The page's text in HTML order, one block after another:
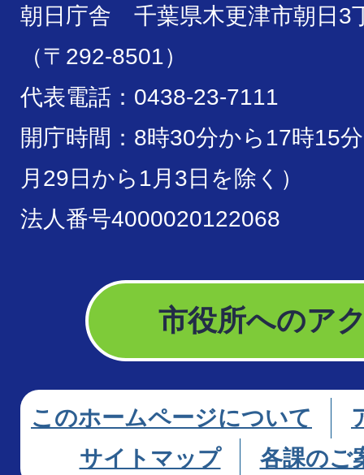
朝日庁舎 千葉県木更津市朝日3
（〒292-8501）
代表電話：0438-23-7111
開庁時間：8時30分から17時15
月29日から1月3日を除く）
法人番号4000020122068
市役所へのア
このホームページについて
サイトマップ
各課のご